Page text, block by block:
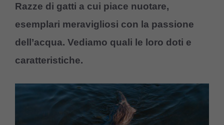
Razze di gatti a cui piace nuotare,
esemplari meravigliosi con la passione
dell’acqua. Vediamo quali le loro doti e
caratteristiche.